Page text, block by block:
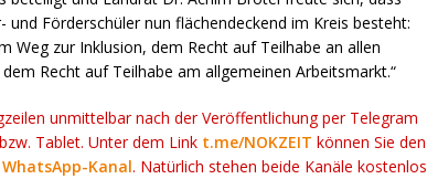
Förderschüler nun flächendeckend im Kreis besteht:
Weg zur Inklusion, dem Recht auf Teilhabe an allen
Recht auf Teilhabe am allgemeinen Arbeitsmarkt.“
unmittelbar nach der Veröffentlichung per Telegram
Tablet. Unter dem Link t.me/NOKZEIT können Sie den
WhatsApp-Kanal. Natürlich stehen beide Kanäle kostenlos